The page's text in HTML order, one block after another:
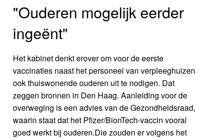
"Ouderen mogelijk eerder
ingeënt"
Het kabinet denkt erover om voor de eerste
vaccinaties naast het personeel van verpleeghuizen
ook thuiswonende ouderen uit te nodigen. Dat
zeggen bronnen in Den Haag. Aanleiding voor de
overweging is een advies van de Gezondheidsraad,
waarin staat dat het Pfizer/BionTech-vaccin vooral
goed werkt bij ouderen.Die zouden er volgens het